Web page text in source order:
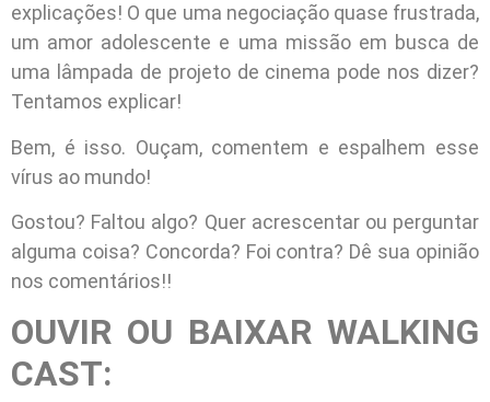
explicações! O que uma negociação quase frustrada,
um amor adolescente e uma missão em busca de
uma lâmpada de projeto de cinema pode nos dizer?
Tentamos explicar!
Bem, é isso. Ouçam, comentem e espalhem esse
vírus ao mundo!
Gostou? Faltou algo? Quer acrescentar ou perguntar
alguma coisa? Concorda? Foi contra? Dê sua opinião
nos comentários!!
OUVIR OU BAIXAR WALKING
CAST: